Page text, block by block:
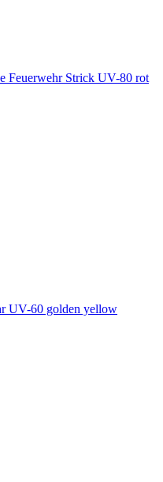
Feuerwehr Strick UV-80 rot
UV-60 golden yellow